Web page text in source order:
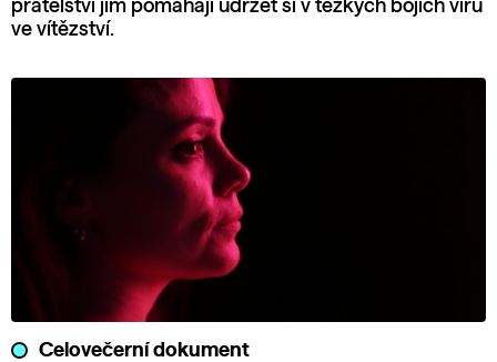
přátelství jim pomáhají udržet si v těžkých bojích víru
ve vítězství.
Celovečerní dokument